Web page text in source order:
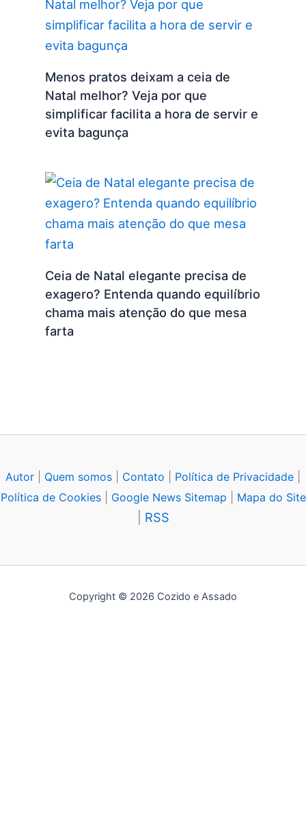
Menos pratos deixam a ceia de
Natal melhor? Veja por que
simplificar facilita a hora de servir e
evita bagunça
Ceia de Natal elegante precisa de
exagero? Entenda quando equilíbrio
chama mais atenção do que mesa
farta
Autor Quem somos Contato Política de Privacidade
Política de Cookies| Google News Sitemap Mapa do Site
RSS
Copyright © 2026 Cozido e Assado